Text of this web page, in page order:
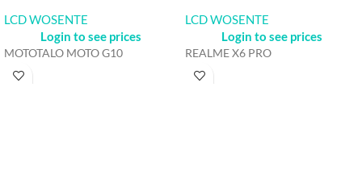
LCD WOSENTE
Login to see prices
MOTOTALO MOTO G10
LCD WOSENTE
Login to see prices
REALME X6 PRO